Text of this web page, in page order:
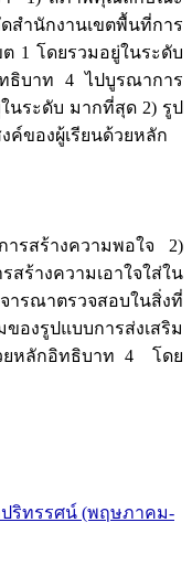
สำนักงานเขตพื้นที่การ
1 โดยรวมอยู่ในระดับ
ธิบาท 4 ไปบูรณาการ
นระดับ มากที่สุด 2) รูป
ของผู้เรียนด้วยหลัก
ารสร้างความพอใจ 2)
ร้างความเอาใจใส่ใน
ารณาตรวจสอบในสิ่งที่
งรูปแบบการส่งเสริม
ยหลักอิทธิบาท 4 โดย
ปริทรรศน์ (พฤษภาคม-